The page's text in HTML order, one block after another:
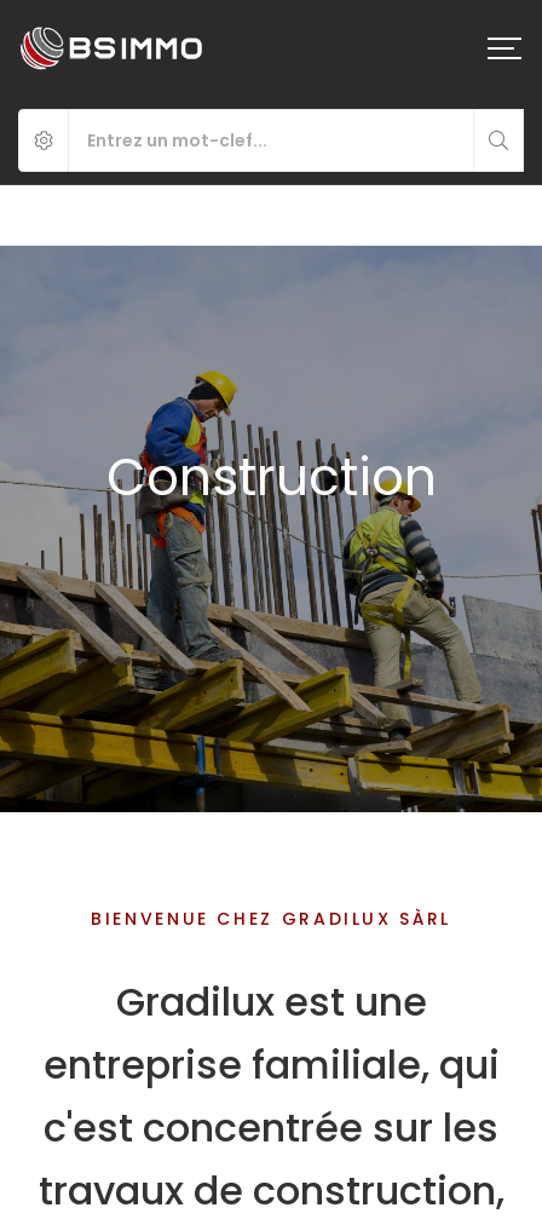
Construction
BIENVENUE CHEZ GRADILUX SÀRL
Gradilux est une
entreprise familiale, qui
c'est concentrée sur les
travaux de construction,